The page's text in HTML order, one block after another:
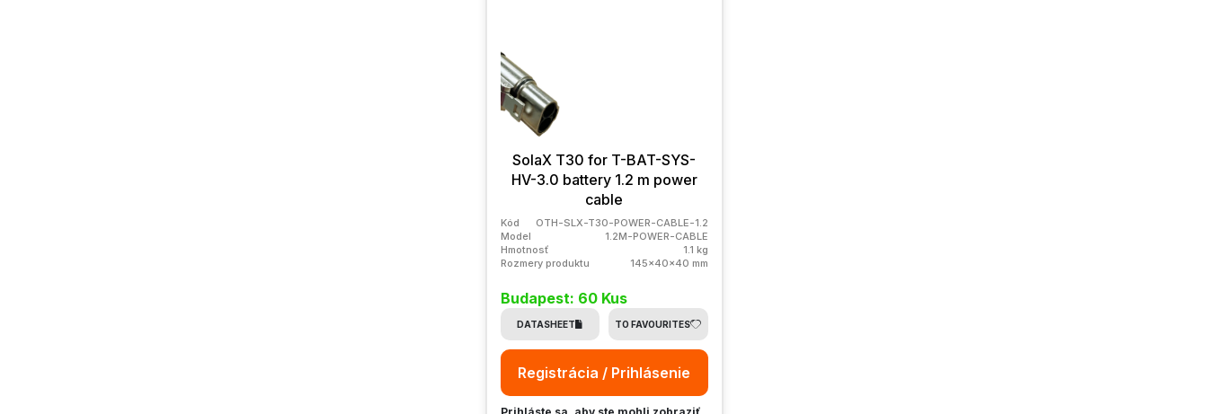
SolaX T30 for T-BAT-SYS-
HV-3.0 battery 1.2 m power
cable
Kód
OTH-SLX-T30-POWER-CABLE-1.2
Model
1.2M-POWER-CABLE
Hmotnosť
1.1 kg
Rozmery produktu
145x40x40 mm
Budapest: 60 Kus
DATASHEET TO FAVOURITES
Registrácia / Prihlásenie